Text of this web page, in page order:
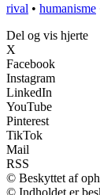
rival • humanisme
Del og vis hjerte
X
Facebook
Instagram
LinkedIn
YouTube
Pinterest
TikTok
Mail
RSS
© Beskyttet af